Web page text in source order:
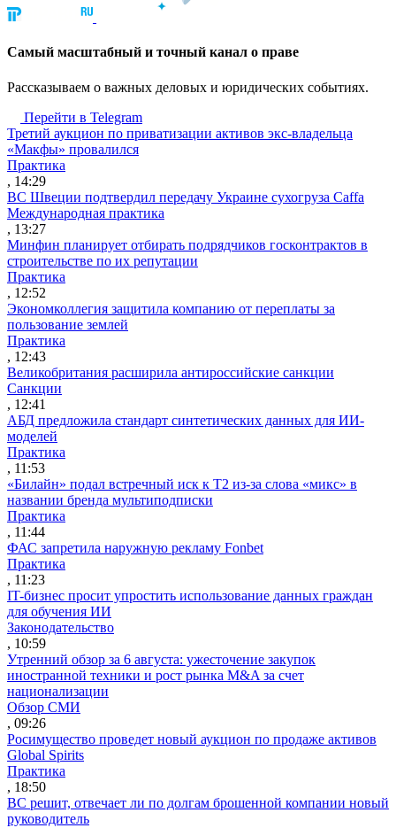
Cамый масштабный и точный канал о праве
Рассказываем о важных деловых и юридических событиях.
Перейти в Telegram
Третий аукцион по приватизации активов экс-владельца
«Макфы» провалился
Практика
, 14:29
ВС Швеции подтвердил передачу Украине сухогруза Caffa
Международная практика
, 13:27
Минфин планирует отбирать подрядчиков госконтрактов в
строительстве по их репутации
Практика
, 12:52
Экономколлегия защитила компанию от переплаты за
пользование землей
Практика
, 12:43
Великобритания расширила антироссийские санкции
Санкции
, 12:41
АБД предложила стандарт синтетических данных для ИИ-
моделей
Практика
, 11:53
«Билайн» подал встречный иск к Т2 из-за слова «микс» в
названии бренда мультиподписки
Практика
, 11:44
ФАС запретила наружную рекламу Fonbet
Практика
, 11:23
IT-бизнес просит упростить использование данных граждан
для обучения ИИ
Законодательство
, 10:59
Утренний обзор за 6 августа: ужесточение закупок
иностранной техники и рост рынка M&A за счет
национализации
Обзор СМИ
, 09:26
Росимущество проведет новый аукцион по продаже активов
Global Spirits
Практика
, 18:50
ВС решит, отвечает ли по долгам брошенной компании новый
руководитель